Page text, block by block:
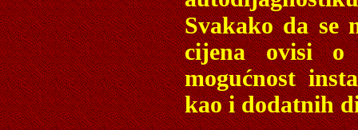
Svakako da se
cijena ovisi o
mogućnost
kao i dodatnih